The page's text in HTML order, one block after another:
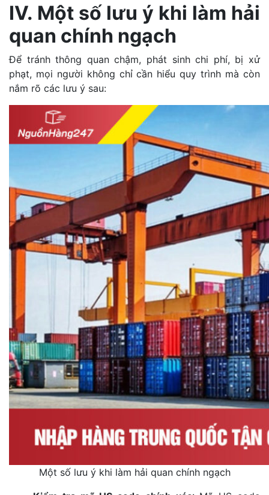
IV. Một số lưu ý khi làm hải
quan chính ngạch
Để tránh thông quan chậm, phát sinh chi phí, bị xử
phạt, mọi người không chỉ cần hiểu quy trình mà còn
nắm rõ các lưu ý sau:
Một số lưu ý khi làm hải quan chính ngạch